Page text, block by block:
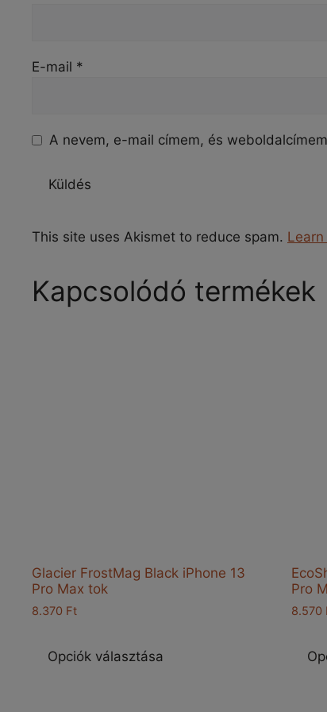
E-mail *
A nevem, e-mail címem, és
This site uses Akismet to reduce spam.
Kapcsolódó termékek
Glacier FrostMag Black iPhone 13
Pro Max tok
8.370 Ft
Opciók választása
Pro
8.570